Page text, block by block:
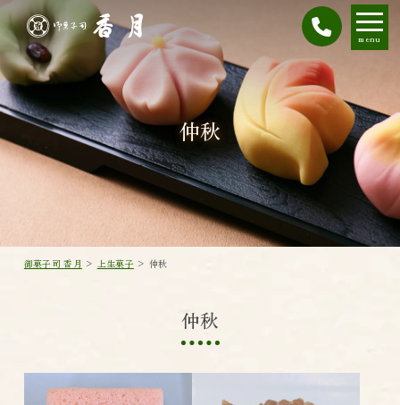
menu
仲秋
御菓子司 香月 > 上生菓子 > 仲秋
仲秋